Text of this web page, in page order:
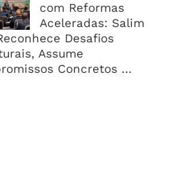
com Reformas
Aceleradas: Salim
Desafios
Assume
Concretos ...
Desenvolvimento Pode
Capital, Mas Governação
Resultado